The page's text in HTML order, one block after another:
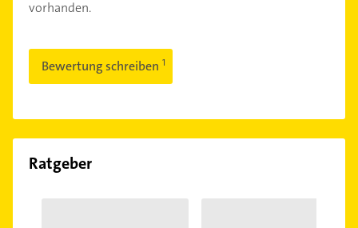
vorhanden.
Bewertung schreiben
Ratgeber